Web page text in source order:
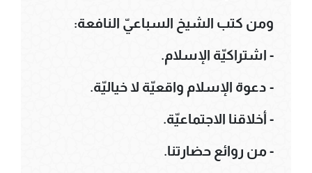
ومن كتب الشيخ السباعيّ النافعة:
- اشتراكيّة الإسلام.
- دعوة الإسلام واقعيّة لا خياليّة.
- أخلاقنا الاجتماعيّة.
- من روائع حضارتنا.